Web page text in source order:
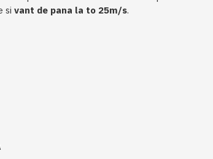
si vant de pana la to 25m/s.